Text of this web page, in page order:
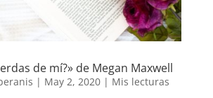
de mí?» de Megan Maxwell
| May 2, 2020| Mis lecturas